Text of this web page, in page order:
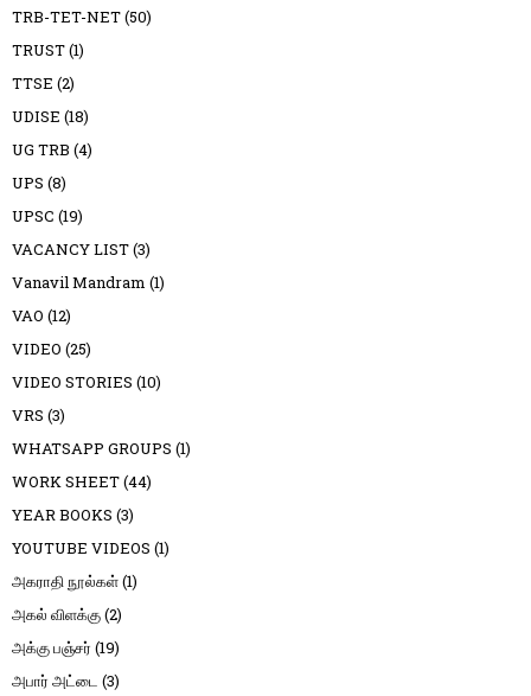
TRB-TET-NET(50)
TRUST(1)
TTSE (2)
UDISE (18)
UG TRB (4)
UPS (8)
UPSC (19)
VACANCY LIST(3)
Vanavil Mandram (1)
VAO (12)
VIDEO (25)
VIDEO STORIES (10)
VRS (3)
WHATSAPP GROUPS (1)
WORK SHEET(44)
YEAR BOOKS (3)
YOUTUBE VIDEOS (1)
அகராதி நூல்கள்(1)
அகல் விளக்கு(2)
அக்கு பஞ்சர் (19)
அபார் அட்டை (3)